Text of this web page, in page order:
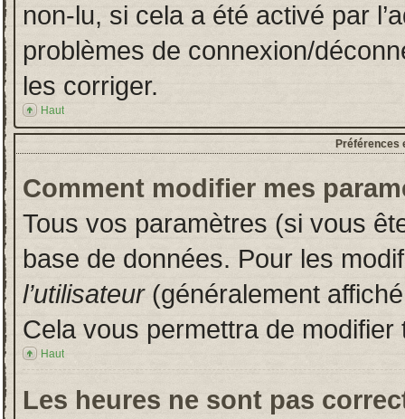
non-lu, si cela a été activé par
problèmes de connexion/
les corriger.
Haut
Préférences
Comment modifier mes
Tous vos paramètres (si vous
base de données. Pour les
l’utilisateur(généralement
Cela vous permettra de
Haut
Les heures ne sont pas